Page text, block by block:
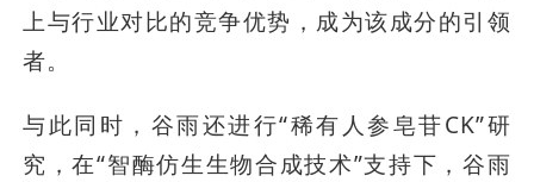
上与行业对比的竞争优势，成为该成分的引领
者。
与此同时，谷雨还进行“稀有人参皂苷CK”研
究，在“智酶仿生生物合成技术”支持下，谷雨